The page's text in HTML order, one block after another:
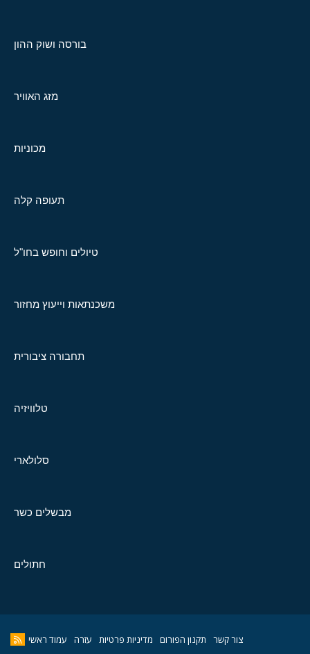
בורסה ושוק ההון
מזג האוויר
מכוניות
תעופה קלה
טיולים וחופש בחו"ל
משכנתאות וייעוץ מחזור
תחבורה ציבורית
טלוויזיה
סלולארי
מבשלים כשר
חתולים
צור קשר תקנון הפורום מדיניות פרטיות עזרה עמוד ראשי